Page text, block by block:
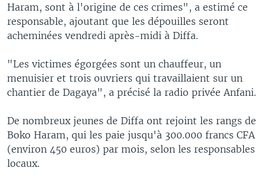
Haram, sont à l'origine de ces crimes", a estimé ce
responsable, ajoutant que les dépouilles seront
acheminées vendredi après-midi à Diffa.
"Les victimes égorgées sont un chauffeur, un
menuisier et trois ouvriers qui travaillaient sur un
chantier de Dagaya", a précisé la radio privée Anfani.
De nombreux jeunes de Diffa ont rejoint les rangs de
Boko Haram, qui les paie jusqu'à 300.000 francs CFA
(environ 450 euros) par mois, selon les responsables
locaux.